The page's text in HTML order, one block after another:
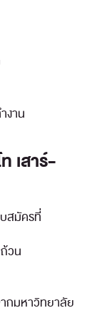
งาน
เสาร์-
สมัครที่
วน
กมหาวิทยาลัย